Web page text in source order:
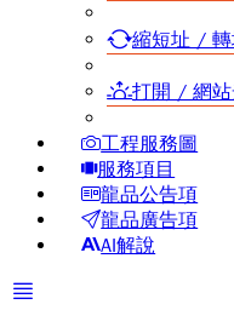
縮短址 /
打開 / 網站
工程服務圖
服務項目
龍品公告項
龍品廣告項
AI解說